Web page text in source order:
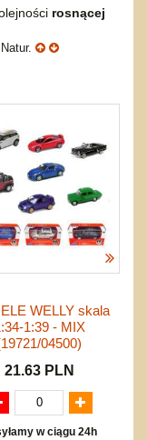
rosnącej
Natur.
WELLY skala
1:39 - MIX
04500)
21.63 PLN
w ciągu 24h